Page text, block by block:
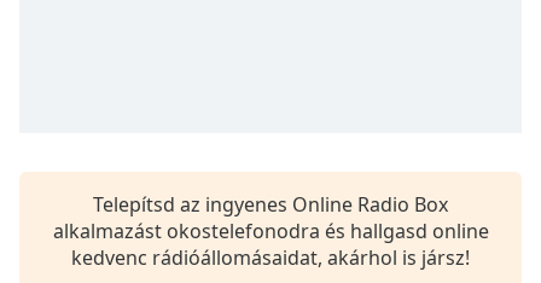
selected
Telepítsd az ingyenes Online Radio Box
alkalmazást okostelefonodra és hallgasd online
kedvenc rádióállomásaidat, akárhol is jársz!